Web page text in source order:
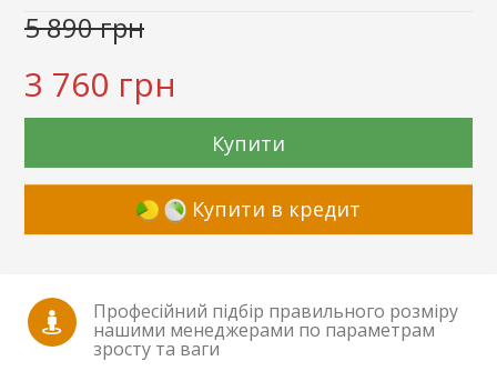
5 890 грн
3 760 грн
Купити
Купити в кредит
Професійний підбір правильного розміру
нашими менеджерами по параметрам
зросту та ваги